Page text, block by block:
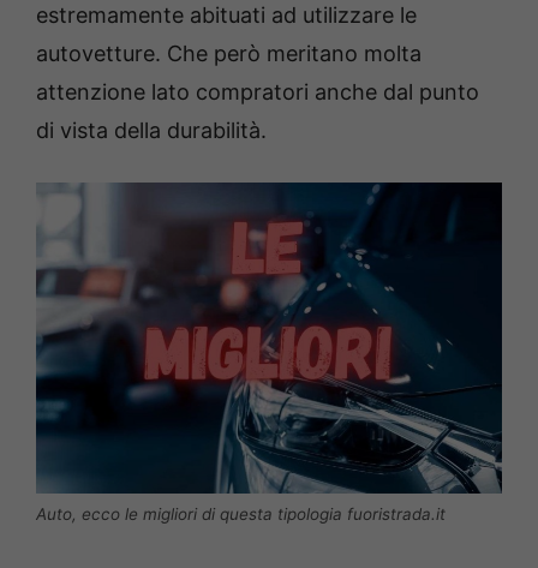
estremamente abituati ad utilizzare le
autovetture. Che però meritano molta
attenzione lato compratori anche dal punto
di vista della durabilità.
Auto, ecco le migliori di questa tipologia fuoristrada.it